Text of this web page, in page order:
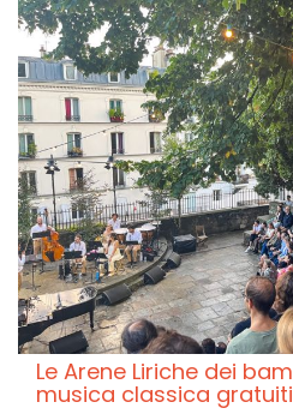
Le Arene Liriche dei
musica classica